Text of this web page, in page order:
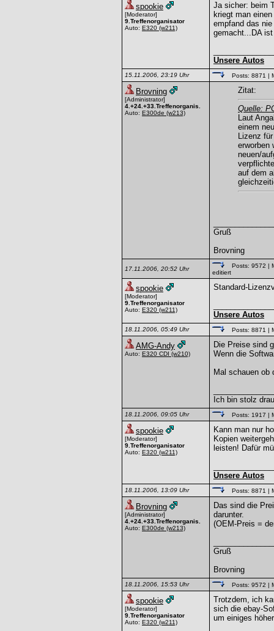
spookie
[Moderator]
9.Treffenorganisator
Auto: E320 (w211)
Ja sicher: beim
kriegt man
empfand das
gemacht...DA
Unsere Autos
15.11.2006, 23:19 Uhr Posts: 8871 |
Brovning
[Administrator]
4.+24.+33.Treffenorganis.
Auto: E300de (w213)
Zitat:
Quelle:
Laut
einem
Lizenz
erworben
neuen/
auf dem
Gruß
Brovning
17.11.2006, 20:52 Uhr Posts: 9572 |
editiert
spookie
[Moderator]
9.Treffenorganisator
Auto: E320 (w211)
Standard-
Unsere Autos
18.11.2006, 05:49 Uhr Posts: 8871 |
AMG-Andy
Auto: E320 CDI (w210)
Die Preise sind
Wenn die
Mal schauen ob
Ich bin stolz
18.11.2006, 09:05 Uhr Posts: 1917 |
spookie
[Moderator]
9.Treffenorganisator
Auto: E320 (w211)
Kann man nur
Kopien
leisten! Dafür
Unsere Autos
18.11.2006, 13:09 Uhr Posts: 8871 |
Brovning
[Administrator]
4.+24.+33.Treffenorganis.
Auto: E300de (w213)
Das sind die
darunter.
(OEM-Preis =
Gruß
Brovning
18.11.2006, 15:53 Uhr Posts: 9572 |
spookie
[Moderator]
9.Treffenorganisator
Auto: E320 (w211)
Trotzdem, ich
sich die ebay-
um einiges